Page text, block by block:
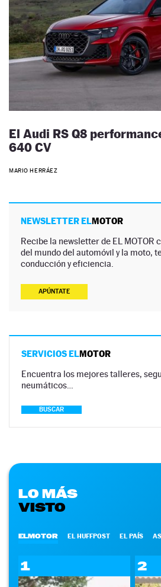
El Audi RS Q8
640 CV
MARIO HERRÁEZ
NEWSLETTER ELMOTOR
Recibe la newsletter de EL MOTOR
del mundo del automóvil y la moto,
conducción y eficiencia.
APÚNTATE
SERVICIOS ELMOTOR
Encuentra los mejores talleres,
neumáticos…
BUSCAR
LO MÁS
VISTO
ELMOTOR EL HUFFPOST EL PAÍS AS
1 2